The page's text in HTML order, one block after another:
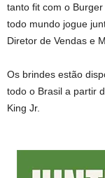
tanto fit com o
todo mundo jogue
Diretor de Vendas e
Os brindes estão
todo o Brasil a partir
King Jr.